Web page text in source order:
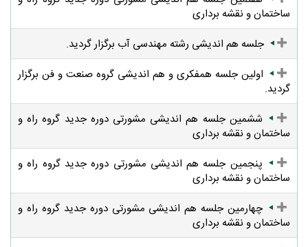
ساختمان و نقشه برداری
جلسه هم اندیشی رشته مهندسی آب برگزار گردید.
اولین جلسه همفکری و هم اندیشی گروه صنعت و فن برگزار
گردید.
ششمین جلسه هم اندیشی مشورتی دوره جدید گروه راه و
ساختمان و نقشه برداری
پنجمین جلسه هم اندیشی مشورتی دوره جدید گروه راه و
ساختمان و نقشه برداری
چهارمین جلسه هم اندیشی مشورتی دوره جدید گروه راه و
ساختمان و نقشه برداری